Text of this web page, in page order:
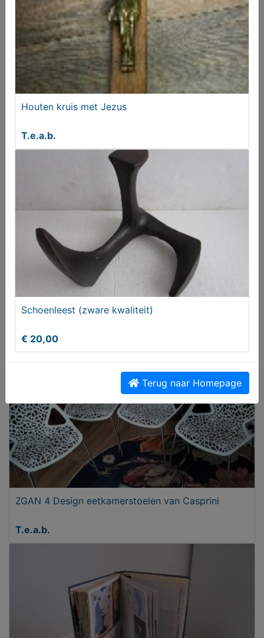
Strijkijzer met onderzetter
Grammofoon (oud)
ZGAN 4 Design eetkamerstoelen van Casprini
T.e.a.b.
Houten kruis met Jezus
T.e.a.b.
Schoenleest (zware kwaliteit)
€ 20,00
Terug naar Homepage